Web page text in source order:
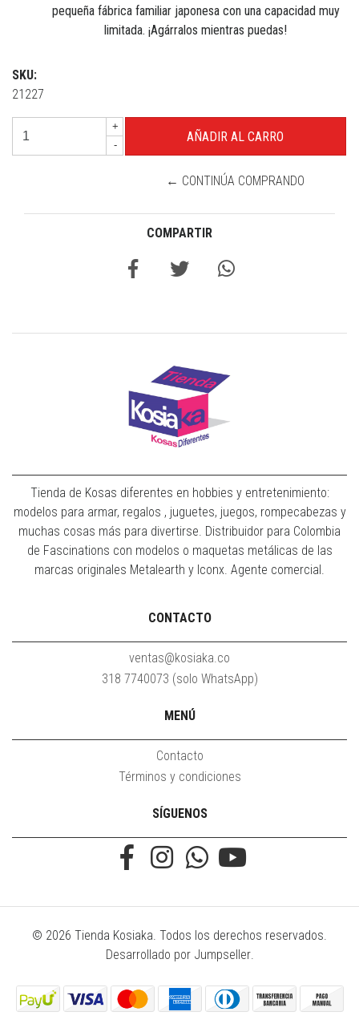
pequeña fábrica familiar japonesa con una capacidad muy
limitada. ¡Agárralos mientras puedas!
SKU:
21227
+
-
← CONTINÚA COMPRANDO
COMPARTIR
Tienda de Kosas diferentes en hobbies y entretenimiento:
modelos para armar, regalos , juguetes, juegos, rompecabezas y
muchas cosas más para divertirse. Distribuidor para Colombia
de Fascinations con modelos o maquetas metálicas de las
marcas originales Metalearth y Iconx. Agente comercial.
CONTACTO
ventas@kosiaka.co
318 7740073 (solo WhatsApp)
MENÚ
Contacto
Términos y condiciones
SÍGUENOS
© 2026 Tienda Kosiaka. Todos los derechos reservados.
Desarrollado por Jumpseller.